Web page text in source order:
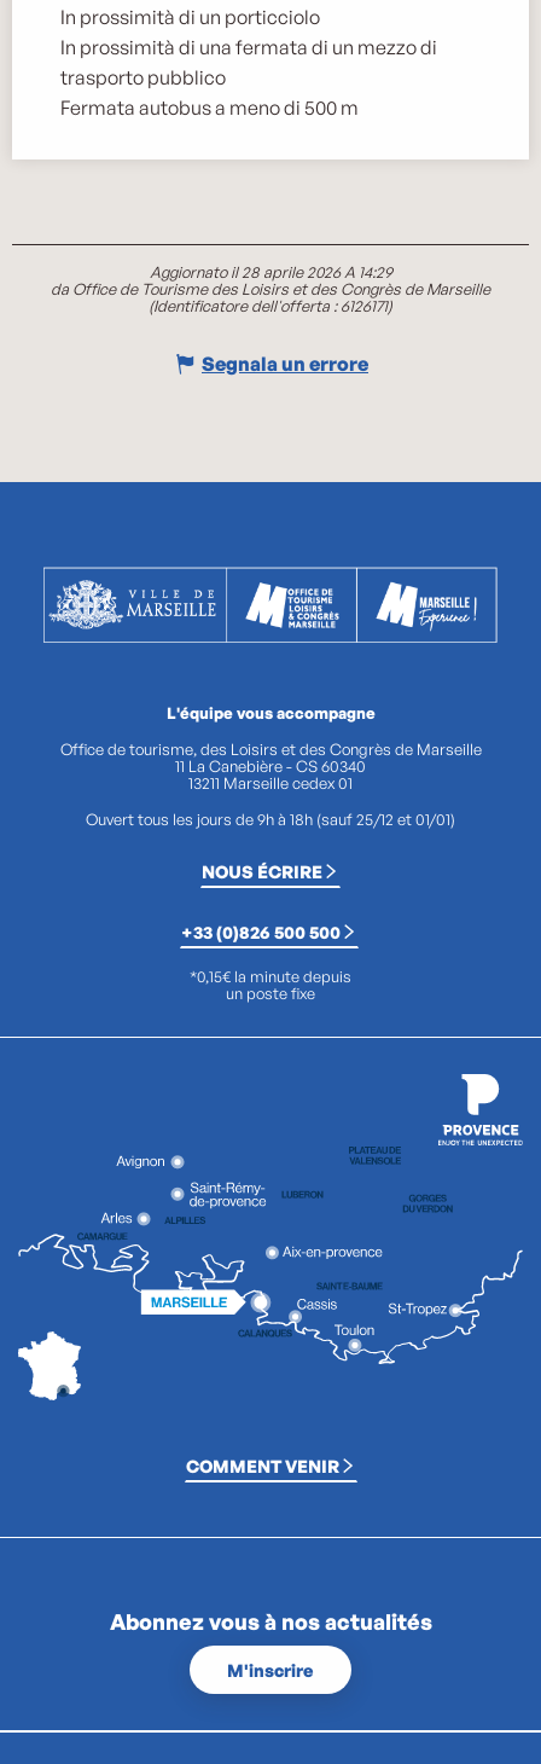
In prossimità di un porticciolo
In prossimità di una fermata di un mezzo di
trasporto pubblico
Fermata autobus a meno di 500 m
Aggiornato il 28 aprile 2026 A 14:29
da Office de Tourisme des Loisirs et des Congrès de Marseille
(Identificatore dell'offerta :6126171)
Segnala un errore
L'équipe vous accompagne
Office de tourisme, des Loisirs et des Congrès de Marseille
11 La Canebière - CS 60340
13211 Marseille cedex 01
Ouvert tous les jours de 9h à 18h (sauf 25/12 et 01/01)
NOUS ÉCRIRE
+33 (0)826 500 500
*0,15€ la minute depuis
un poste fixe
COMMENT VENIR
Abonnez vous à nos actualités
M'inscrire